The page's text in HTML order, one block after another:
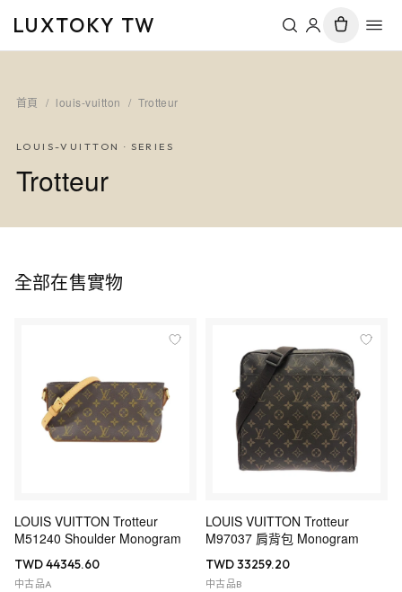
LUXTOKY TW
首頁 / louis-vuitton / Trotteur
LOUIS-VUITTON · SERIES
Trotteur
全部在售實物
LOUIS VUITTON Trotteur
M51240 Shoulder Monogram
TWD 44345.60
中古品A
LOUIS VUITTON Trotteur
M97037 肩背包 Monogram
TWD 33259.20
中古品B